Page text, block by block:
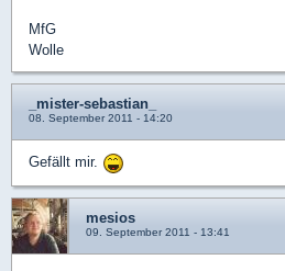
MfG
Wolle
_mister-sebastian_
08. September 2011 - 14:20
Gefällt mir.
mesios
09. September 2011 - 13:41